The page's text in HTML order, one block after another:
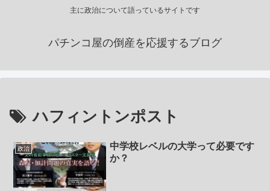
主に政治について語っているサイトです
パチンコ屋の倒産を応援するブログ
ハフィントンポスト
政治
中学校レベルの大学って必要です
か？